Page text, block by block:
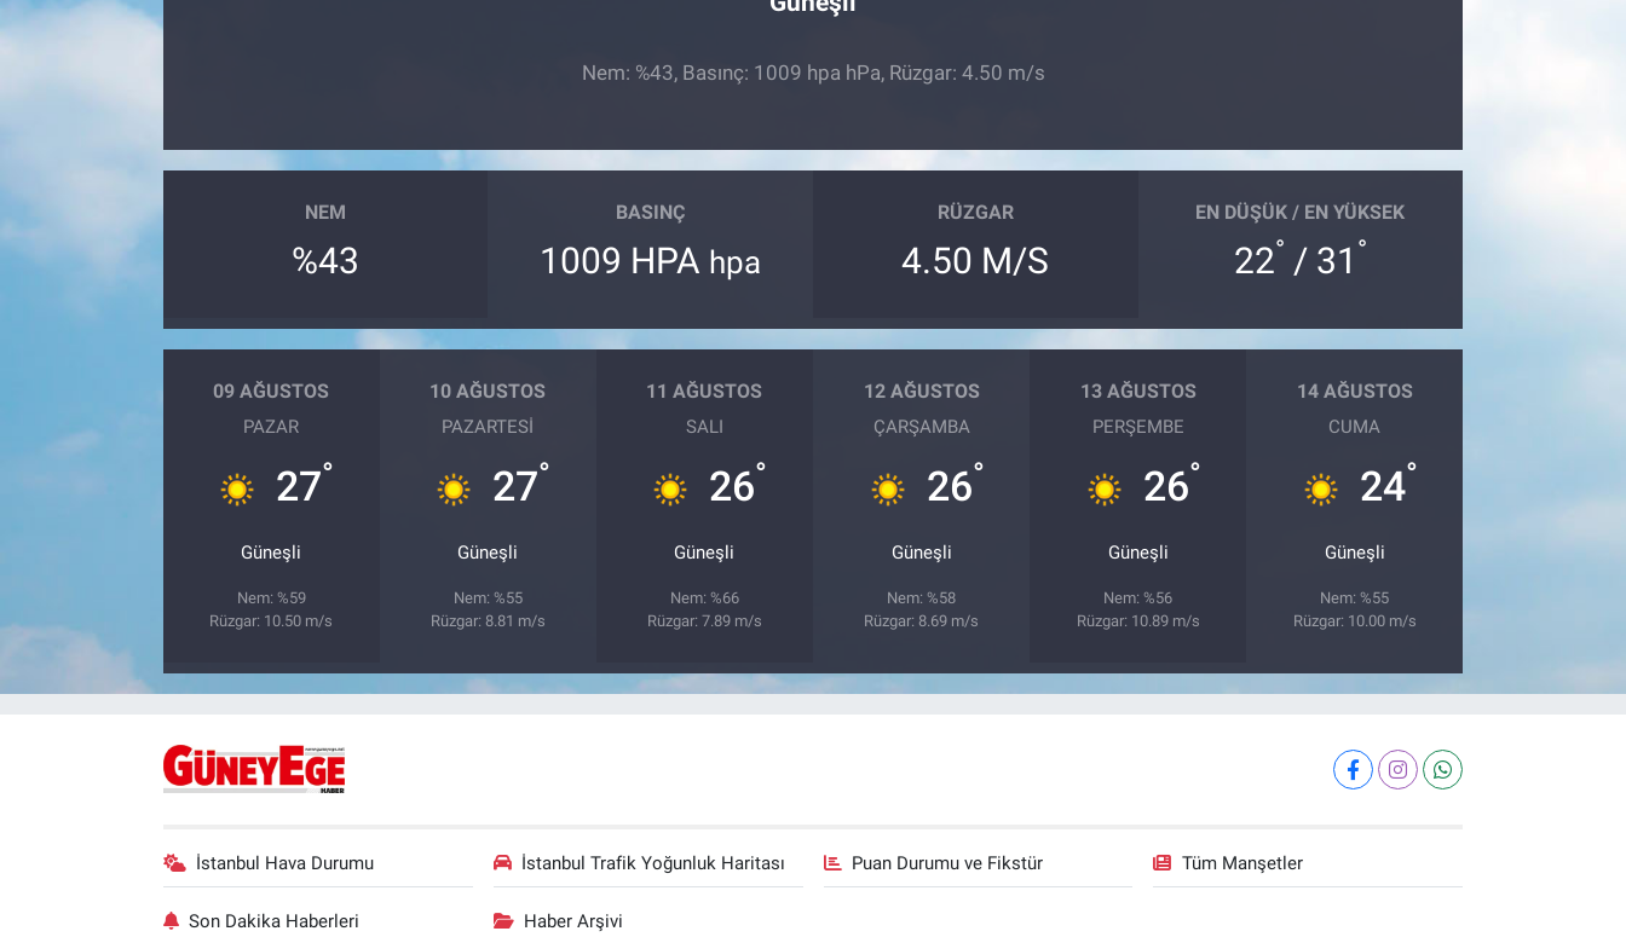
Nem: %43, Basınç: 1009 hpa hPa, Rüzgar: 4.50 m/s
NEM
%43
BASINÇ
1009 HPA hpa
RÜZGAR
4.50 M/S
EN DÜŞÜK / EN YÜKSEK
22° / 31 °
09 AĞUSTOS
PAZAR
27°
Güneşli
Nem: %59
Rüzgar: 10.50 m/s
10 AĞUSTOS
PAZARTESI
27°
Güneşli
Nem: %55
Rüzgar: 8.81 m/s
11 AĞUSTOS
SALI
26°
Güneşli
Nem: %66
Rüzgar: 7.89 m/s
12 AĞUSTOS
ÇARŞAMBA
26°
Güneşli
Nem: %58
Rüzgar: 8.69 m/s
13 AĞUSTOS
PERŞEMBE
26°
Güneşli
Nem: %56
Rüzgar: 10.89 m/s
14 AĞUSTOS
CUMA
24°
Güneşli
Nem: %55
Rüzgar: 10.00 m/s
İstanbul Hava Durumu İstanbul Trafik Yoğunluk Haritası Puan Durumu ve Fikstür Tüm Manşetler
Son Dakika Haberleri Haber Arşivi